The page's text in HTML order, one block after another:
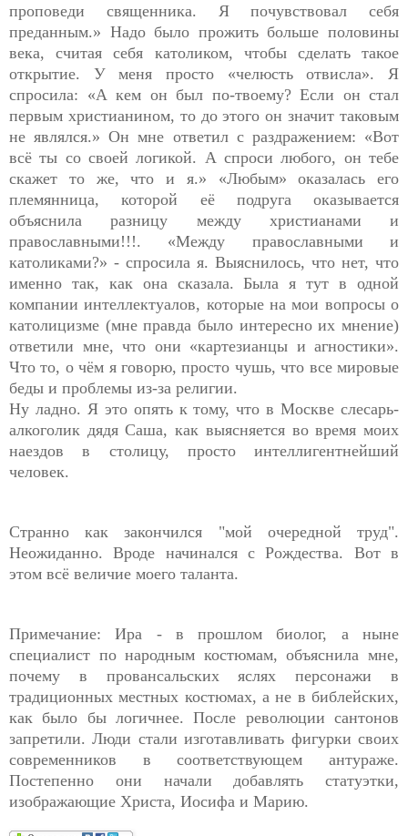
проповеди священника. Я почувствовал себя
преданным.» Надо было прожить больше половины
века, считая себя католиком, чтобы сделать такое
открытие. У меня просто «челюсть отвисла». Я
спросила: «А кем он был по-твоему? Если он стал
первым христианином, то до этого он значит таковым
не являлся.» Он мне ответил с раздражением: «Вот
всё ты со своей логикой. А спроси любого, он тебе
скажет то же, что и я.» «Любым» оказалась его
племянница, которой её подруга оказывается
объяснила разницу между христианами и
православными!!!. «Между православными и
католиками?» - спросила я. Выяснилось, что нет, что
именно так, как она сказала. Была я тут в одной
компании интеллектуалов, которые на мои вопросы о
католицизме (мне правда было интересно их мнение)
ответили мне, что они «картезианцы и агностики».
Что то, о чём я говорю, просто чушь, что все мировые
беды и проблемы из-за религии.
Ну ладно. Я это опять к тому, что в Москве слесарь-
алкоголик дядя Саша, как выясняется во время моих
наездов в столицу, просто интеллигентнейший
человек.
Странно как закончился "мой очередной труд".
Неожиданно. Вроде начинался с Рождества. Вот в
этом всё величие моего таланта.
Примечание: Ира - в прошлом биолог, а ныне
специалист по народным костюмам, объяснила мне,
почему в провансальских яслях персонажи в
традиционных местных костюмах, а не в библейских,
как было бы логичнее. После революции сантонов
запретили. Люди стали изготавливать фигурки своих
современников в соответствующем антураже.
Постепенно они начали добавлять статуэтки,
изображающие Христа, Иосифа и Марию.